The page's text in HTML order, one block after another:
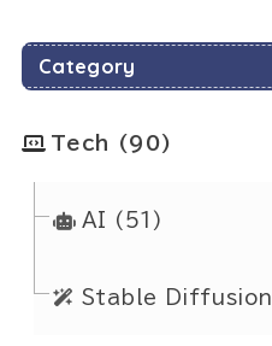
Category
Tech (90)
AI (51)
Stable Diffusion